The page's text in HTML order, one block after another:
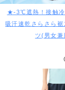
★-3℃遮熱！接触冷
吸汗速乾さらさら裾
ツ(男女兼